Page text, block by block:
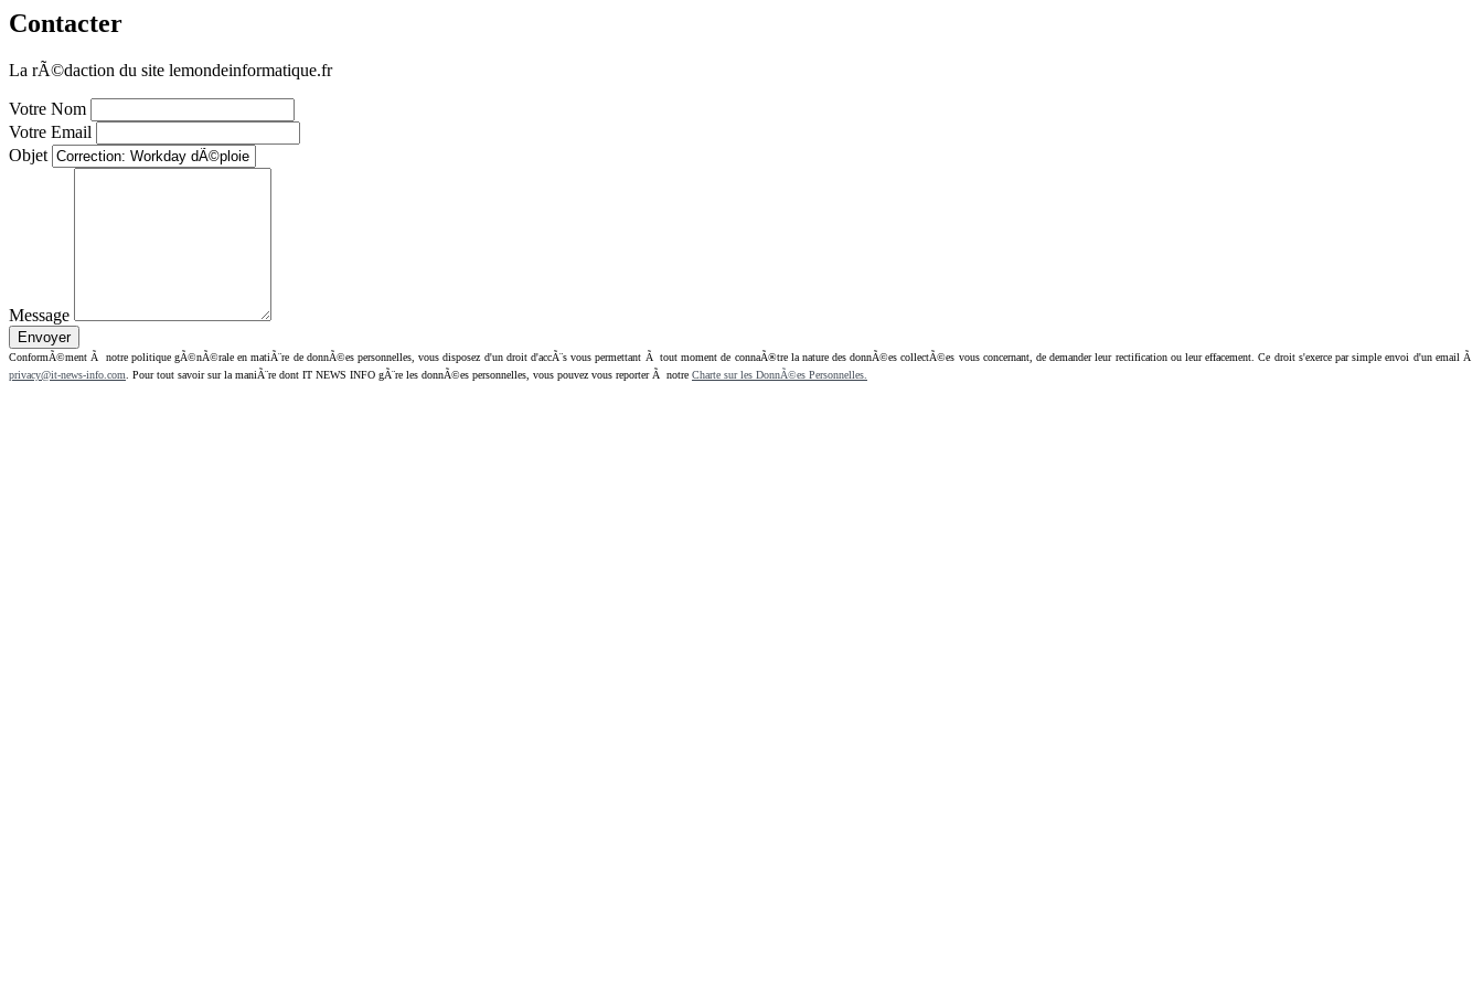
Contacter
La rÃ©daction du site lemondeinformatique.fr
Votre Nom
Votre Email
Objet
Message
ConformÃ©ment Ã notre politique gÃ©nÃ©rale en matiÃ¨re de donnÃ©es personnelles, vous disposez d'un droit d'accÃ¨s vous permettant Ã tout moment de connaÃ®tre la nature des donnÃ©es collectÃ©es vous concernant, de demander leur rectification ou leur effacement. Ce droit s'exerce par simple envoi d'un email Ã
privacy@it-news-info.com . Pour tout savoir sur la maniÃ¨re dont IT NEWS INFO gÃ¨re les donnÃ©es personnelles, vous pouvez vous reporter Ã notre Charte sur les DonnÃ©es Personnelles.